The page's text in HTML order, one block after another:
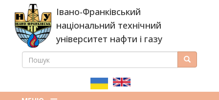
основного
вмісту
Івано-Франківський
національний технічний
університет нафти і газу
ПОШУКОВА
ПОШУК Пошук